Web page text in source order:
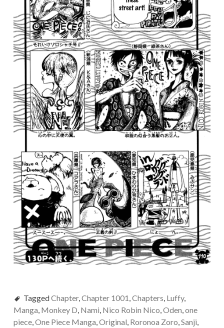
TaggedChapter, Chapter 1001 Chapters Luffy,
Manga Monkey D Nami Nico Robin Nico Oden one
piece, One Piece Manga Original Roronoa Zoro Sanji